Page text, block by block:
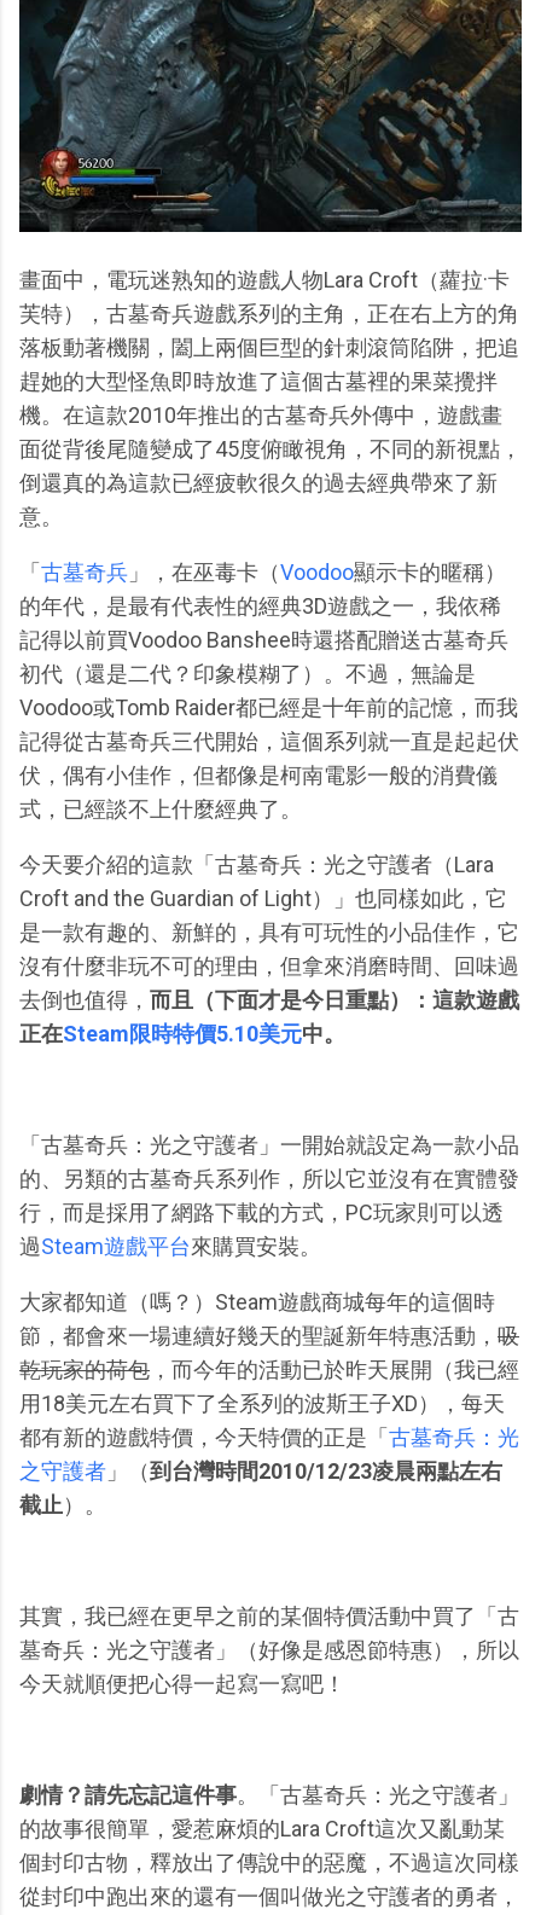
畫面中，電玩迷熟知的遊戲人物Lara Croft（蘿拉·卡
芙特），古墓奇兵遊戲系列的主角，正在右上方的角
落板動著機關，闔上兩個巨型的針刺滾筒陷阱，把追
趕她的大型怪魚即時放進了這個古墓裡的果菜攪拌
機。在這款2010年推出的古墓奇兵外傳中，遊戲畫
面從背後尾隨變成了45度俯瞰視角，不同的新視點，
倒還真的為這款已經疲軟很久的過去經典帶來了新
意。
「古墓奇兵 」，在巫毒卡（Voodoo顯示卡的暱稱）
的年代，是最有代表性的經典3D遊戲之一，我依稀
記得以前買Voodoo Banshee時還搭配贈送古墓奇兵
初代（還是二代？印象模糊了）。不過，無論是
Voodoo或Tomb Raider都已經是十年前的記憶，而我
記得從古墓奇兵三代開始，這個系列就一直是起起伏
伏，偶有小佳作，但都像是柯南電影一般的消費儀
式，已經談不上什麼經典了。
今天要介紹的這款「古墓奇兵：光之守護者（Lara
Croft and the Guardian of Light）」也同樣如此，它
是一款有趣的、新鮮的，具有可玩性的小品佳作，它
沒有什麼非玩不可的理由，但拿來消磨時間、回味過
去倒也值得， 而且（下面才是今日重點）：這款遊戲
正在Steam限時特價5.10美元中。
「古墓奇兵：光之守護者」一開始就設定為一款小品
的、另類的古墓奇兵系列作，所以它並沒有在實體發
行，而是採用了網路下載的方式，PC玩家則可以透
過Steam遊戲平台來購買安裝。
大家都知道（嗎？）Steam遊戲商城每年的這個時
節，都會來一場連續好幾天的聖誕新年特惠活動， 吸
乾玩家的荷包 ，而今年的活動已於昨天展開（我已經
用18美元左右買下了全系列的波斯王子XD），每天
都有新的遊戲特價，今天特價的正是「古墓奇兵：光
之守護者 」（到台灣時間2010/12/23凌晨兩點左右
截止）。
其實，我已經在更早之前的某個特價活動中買了「古
墓奇兵：光之守護者」（好像是感恩節特惠），所以
今天就順便把心得一起寫一寫吧！
劇情？請先忘記這件事。「古墓奇兵：光之守護者」
的故事很簡單，愛惹麻煩的Lara Croft這次又亂動某
個封印古物，釋放出了傳說中的惡魔，不過這次同樣
從封印中跑出來的還有一個叫做光之守護者的勇者，